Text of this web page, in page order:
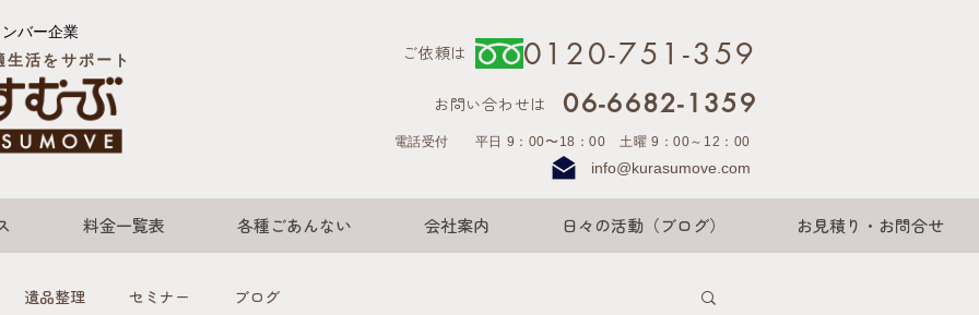
バー企業
活をサポート
ご依頼は 0120-751-359
06-6682-1359
お問い合わせは
電話受付 平日 9：00〜18：00 土曜 9：00～12：00
info@kurasumove.com
料金一覧表 各種ごあんない 会社案内 日々の活動（ブログ） お見積り・お問合せ
遺品整理 セミナー ブログ